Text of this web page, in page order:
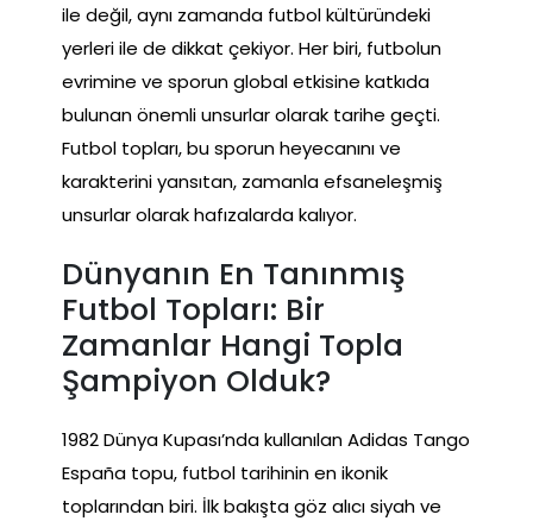
ile değil, aynı zamanda futbol kültüründeki
yerleri ile de dikkat çekiyor. Her biri, futbolun
evrimine ve sporun global etkisine katkıda
bulunan önemli unsurlar olarak tarihe geçti.
Futbol topları, bu sporun heyecanını ve
karakterini yansıtan, zamanla efsaneleşmiş
unsurlar olarak hafızalarda kalıyor.
Dünyanın En Tanınmış
Futbol Topları: Bir
Zamanlar Hangi Topla
Şampiyon Olduk?
1982 Dünya Kupası’nda kullanılan Adidas Tango
España topu, futbol tarihinin en ikonik
toplarından biri. İlk bakışta göz alıcı siyah ve